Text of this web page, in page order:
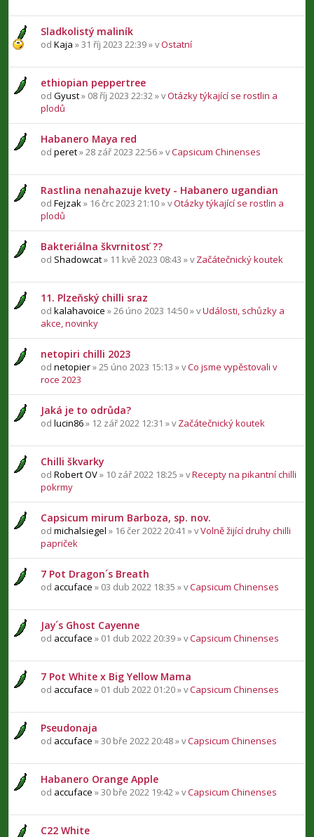
Sladkolistý maliník
od Kaja » 31 říj 2023 22:39 » vOstatní
ethiopian peppertree
od Gyust» 08 říj 2023 22:32 » vOtázky týkající se rostlin a
plodů
Habanero Maya red
od peret» 28 zář 2023 22:56 » vCapsicum Chinenses
Rastlina nenahazuje kvety - Habanero ugandian
od Fejzak » 16 črc 2023 21:10 » vOtázky týkající se rostlin a
plodů
Bakteriálna škvrnitosť ??
od Shadowcat» 11 kvě 2023 08:43 » vZačátečnický koutek
11. Plzeňský chilli sraz
od kalahavoice » 26 úno 2023 14:50 » vUdálosti, schůzky a
akce, novinky
netopiri chilli 2023
od netopier» 25 úno 2023 15:13 » vCo jsme vypěstovali v
roce 2023
Jaká je to odrůda?
od lucin86» 12 zář 2022 12:31 » vZačátečnický koutek
Chilli škvarky
od Robert OV» 10 zář 2022 18:25 » vRecepty na pikantní chilli
pokrmy
Capsicum mirum Barboza, sp. nov.
od michalsiegel » 16 čer 2022 20:41 » vVolně žijící druhy chilli
papriček
7 Pot Dragon´s Breath
od accuface » 03 dub 2022 18:35 » vCapsicum Chinenses
Jay´s Ghost Cayenne
od accuface » 01 dub 2022 20:39 » vCapsicum Chinenses
7 Pot White x Big Yellow Mama
od accuface » 01 dub 2022 01:20 » vCapsicum Chinenses
Pseudonaja
od accuface » 30 bře 2022 20:48 » vCapsicum Chinenses
Habanero Orange Apple
od accuface » 30 bře 2022 19:42 » vCapsicum Chinenses
C22 White